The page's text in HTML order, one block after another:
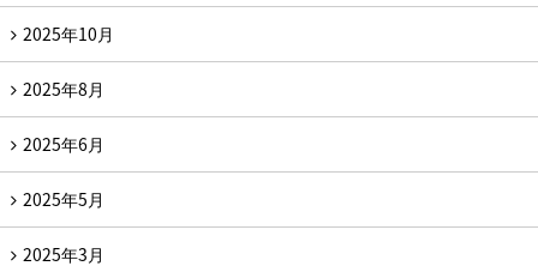
2025年10月
2025年8月
2025年6月
2025年5月
2025年3月